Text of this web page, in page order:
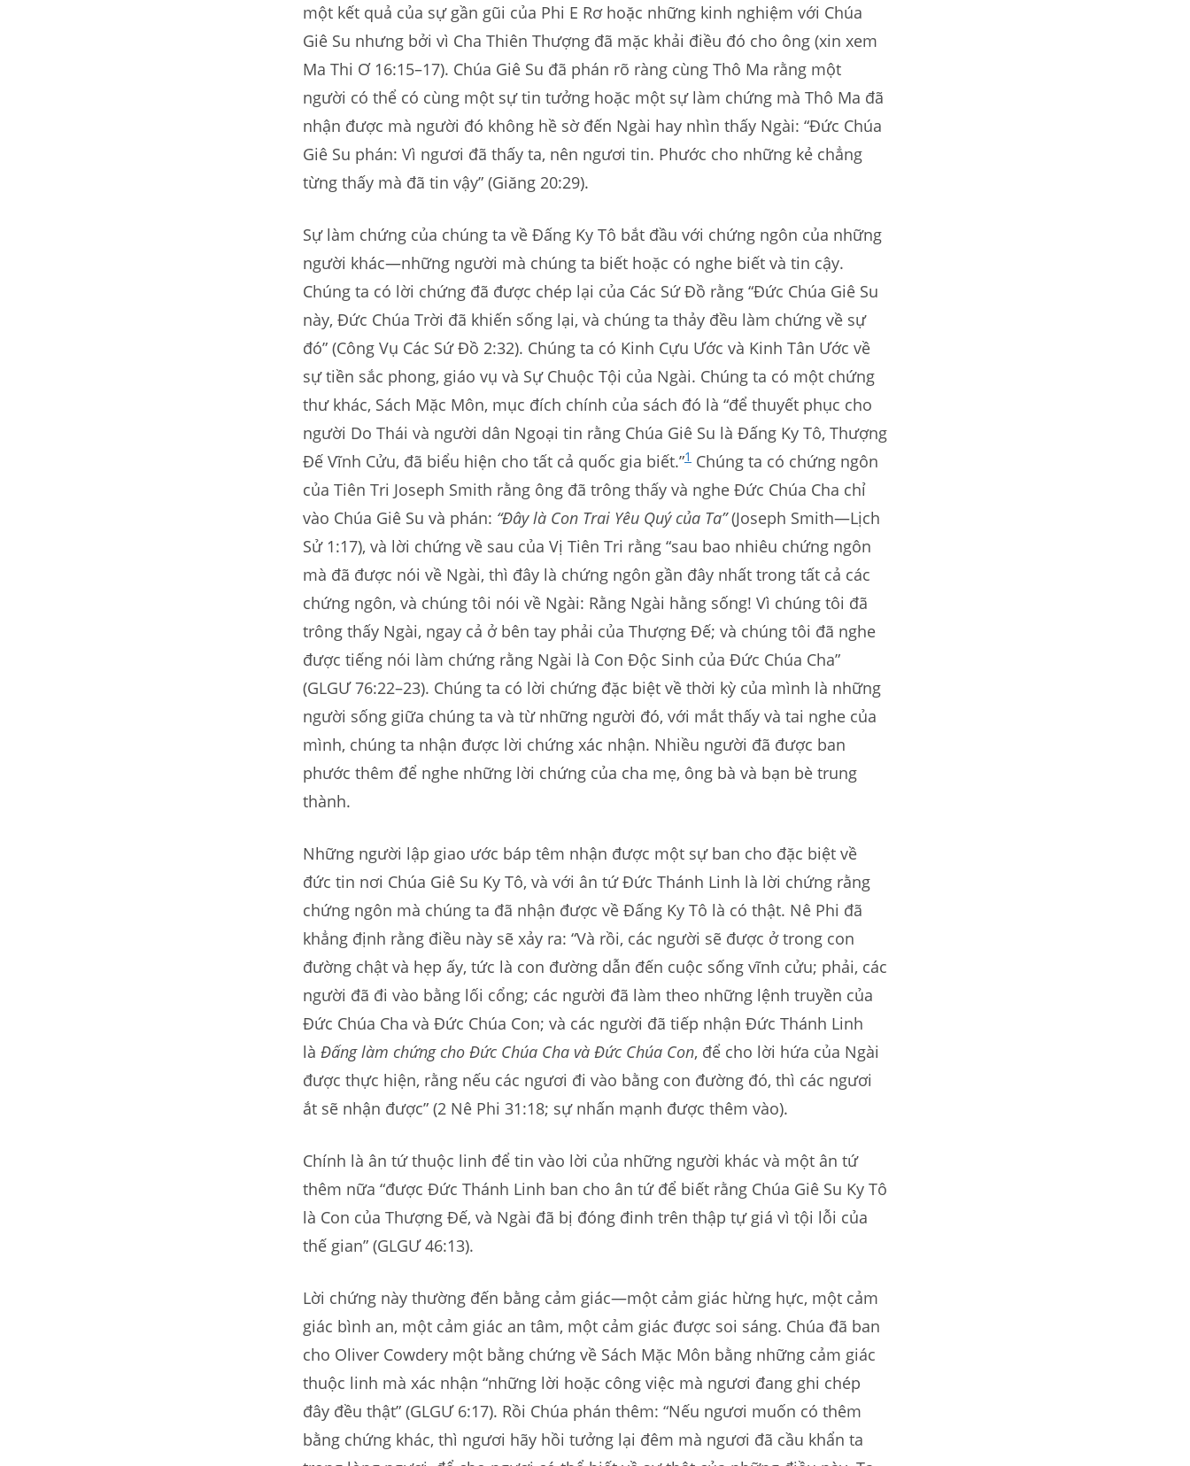
một kết quả của sự gần gũi của Phi E Rơ hoặc những kinh nghiệm với Chúa
Giê Su nhưng bởi vì Cha Thiên Thượng đã mặc khải điều đó cho ông (xin xem
Ma Thi Ơ 16:15–17). Chúa Giê Su đã phán rõ ràng cùng Thô Ma rằng một
người có thể có cùng một sự tin tưởng hoặc một sự làm chứng mà Thô Ma đã
nhận được mà người đó không hề sờ đến Ngài hay nhìn thấy Ngài: “Đức Chúa
Giê Su phán: Vì ngươi đã thấy ta, nên ngươi tin. Phước cho những kẻ chẳng
từng thấy mà đã tin vậy” (Giăng 20:29).
Sự làm chứng của chúng ta về Đấng Ky Tô bắt đầu với chứng ngôn của những
người khác—những người mà chúng ta biết hoặc có nghe biết và tin cậy.
Chúng ta có lời chứng đã được chép lại của Các Sứ Đồ rằng “Đức Chúa Giê Su
này, Đức Chúa Trời đã khiến sống lại, và chúng ta thảy đều làm chứng về sự
đó” (Công Vụ Các Sứ Đồ 2:32). Chúng ta có Kinh Cựu Ước và Kinh Tân Ước về
sự tiền sắc phong, giáo vụ và Sự Chuộc Tội của Ngài. Chúng ta có một chứng
thư khác, Sách Mặc Môn, mục đích chính của sách đó là “để thuyết phục cho
người Do Thái và người dân Ngoại tin rằng Chúa Giê Su là Đấng Ky Tô, Thượng
Đế Vĩnh Cửu, đã biểu hiện cho tất cả quốc gia biết.”1 Chúng ta có chứng ngôn
của Tiên Tri Joseph Smith rằng ông đã trông thấy và nghe Đức Chúa Cha chỉ
vào Chúa Giê Su và phán: “Đây là Con Trai Yêu Quý của Ta”(Joseph Smith—Lịch
Sử 1:17), và lời chứng về sau của Vị Tiên Tri rằng “sau bao nhiêu chứng ngôn
mà đã được nói về Ngài, thì đây là chứng ngôn gần đây nhất trong tất cả các
chứng ngôn, và chúng tôi nói về Ngài: Rằng Ngài hằng sống! Vì chúng tôi đã
trông thấy Ngài, ngay cả ở bên tay phải của Thượng Đế; và chúng tôi đã nghe
được tiếng nói làm chứng rằng Ngài là Con Độc Sinh của Đức Chúa Cha”
(GLGƯ 76:22–23). Chúng ta có lời chứng đặc biệt về thời kỳ của mình là những
người sống giữa chúng ta và từ những người đó, với mắt thấy và tai nghe của
mình, chúng ta nhận được lời chứng xác nhận. Nhiều người đã được ban
phước thêm để nghe những lời chứng của cha mẹ, ông bà và bạn bè trung
thành.
Những người lập giao ước báp têm nhận được một sự ban cho đặc biệt về
đức tin nơi Chúa Giê Su Ky Tô, và với ân tứ Đức Thánh Linh là lời chứng rằng
chứng ngôn mà chúng ta đã nhận được về Đấng Ky Tô là có thật. Nê Phi đã
khẳng định rằng điều này sẽ xảy ra: “Và rồi, các người sẽ được ở trong con
đường chật và hẹp ấy, tức là con đường dẫn đến cuộc sống vĩnh cửu; phải, các
người đã đi vào bằng lối cổng; các người đã làm theo những lệnh truyền của
Đức Chúa Cha và Đức Chúa Con; và các người đã tiếp nhận Đức Thánh Linh
là Đấng làm chứng cho Đức Chúa Cha và Đức Chúa Con, để cho lời hứa của Ngài
được thực hiện, rằng nếu các ngươi đi vào bằng con đường đó, thì các ngươi
ắt sẽ nhận được” (2 Nê Phi 31:18; sự nhấn mạnh được thêm vào).
Chính là ân tứ thuộc linh để tin vào lời của những người khác và một ân tứ
thêm nữa “được Đức Thánh Linh ban cho ân tứ để biết rằng Chúa Giê Su Ky Tô
là Con của Thượng Đế, và Ngài đã bị đóng đinh trên thập tự giá vì tội lỗi của
thế gian” (GLGƯ 46:13).
Lời chứng này thường đến bằng cảm giác—một cảm giác hừng hực, một cảm
giác bình an, một cảm giác an tâm, một cảm giác được soi sáng. Chúa đã ban
cho Oliver Cowdery một bằng chứng về Sách Mặc Môn bằng những cảm giác
thuộc linh mà xác nhận “những lời hoặc công việc mà ngươi đang ghi chép
đây đều thật” (GLGƯ 6:17). Rồi Chúa phán thêm: “Nếu ngươi muốn có thêm
bằng chứng khác, thì ngươi hãy hồi tưởng lại đêm mà ngươi đã cầu khẩn ta